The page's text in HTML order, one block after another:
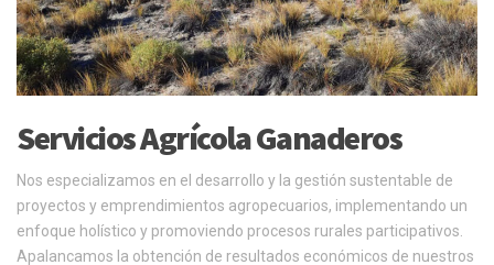
Servicios Agrícola Ganaderos
Nos especializamos en el desarrollo y la gestión sustentable de
proyectos y emprendimientos agropecuarios, implementando un
enfoque holístico y promoviendo procesos rurales participativos.
Apalancamos la obtención de resultados económicos de nuestros